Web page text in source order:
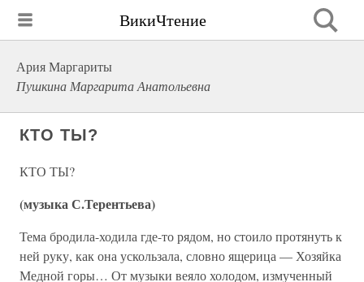
ВикиЧтение
Ария Маргариты
Пушкина Маргарита Анатольевна
КТО ТЫ?
КТО ТЫ?
(музыка С.Терентьева)
Тема бродила-ходила где-то рядом, но стоило протянуть к
ней руку, как она ускользала, словно ящерица — Хозяйка
Медной горы… От музыки веяло холодом, измученный